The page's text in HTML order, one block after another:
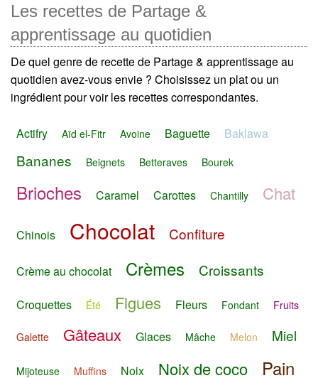
Les recettes de Partage &
apprentissage au quotidien
De quel genre de recette de Partage & apprentissage au
quotidien avez-vous envie ? Choisissez un plat ou un
ingrédient pour voir les recettes correspondantes.
Actifry Aïd el-Fitr Avoine Baguette Baklawa
Bananes Beignets Betteraves Bourek
Brioches Caramel Carottes Chantilly Chat
Chinois Chocolat Confiture
Crème au chocolat Crèmes Croissants
Croquettes Été Figues Fleurs Fondant Fruits
Galette Gâteaux Glaces Mâche Melon Miel
Mijoteuse Muffins Noix Noix de coco Pain